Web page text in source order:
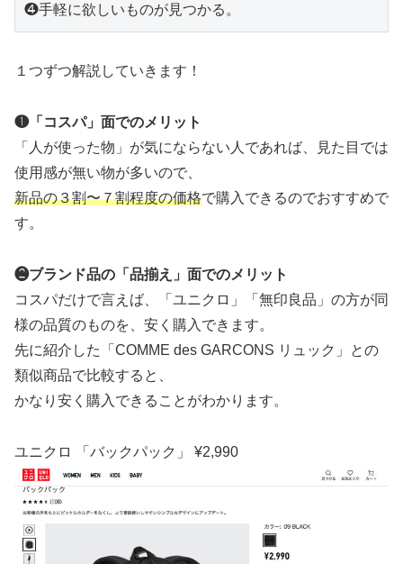
❹手軽に欲しいものが見つかる。
１つずつ解説していきます！
❶「コスパ」面でのメリット
「人が使った物」が気にならない人であれば、見た目では
使用感が無い物が多いので、
新品の３割〜７割程度の価格で購入できるのでおすすめで
す。
❷ブランド品の「品揃え」面でのメリット
コスパだけで言えば、「ユニクロ」「無印良品」の方が同
様の品質のものを、安く購入できます。
先に紹介した「COMME des GARCONS リュック」との
類似商品で比較すると、
かなり安く購入できることがわかります。
ユニクロ 「バックパック」 ¥2,990